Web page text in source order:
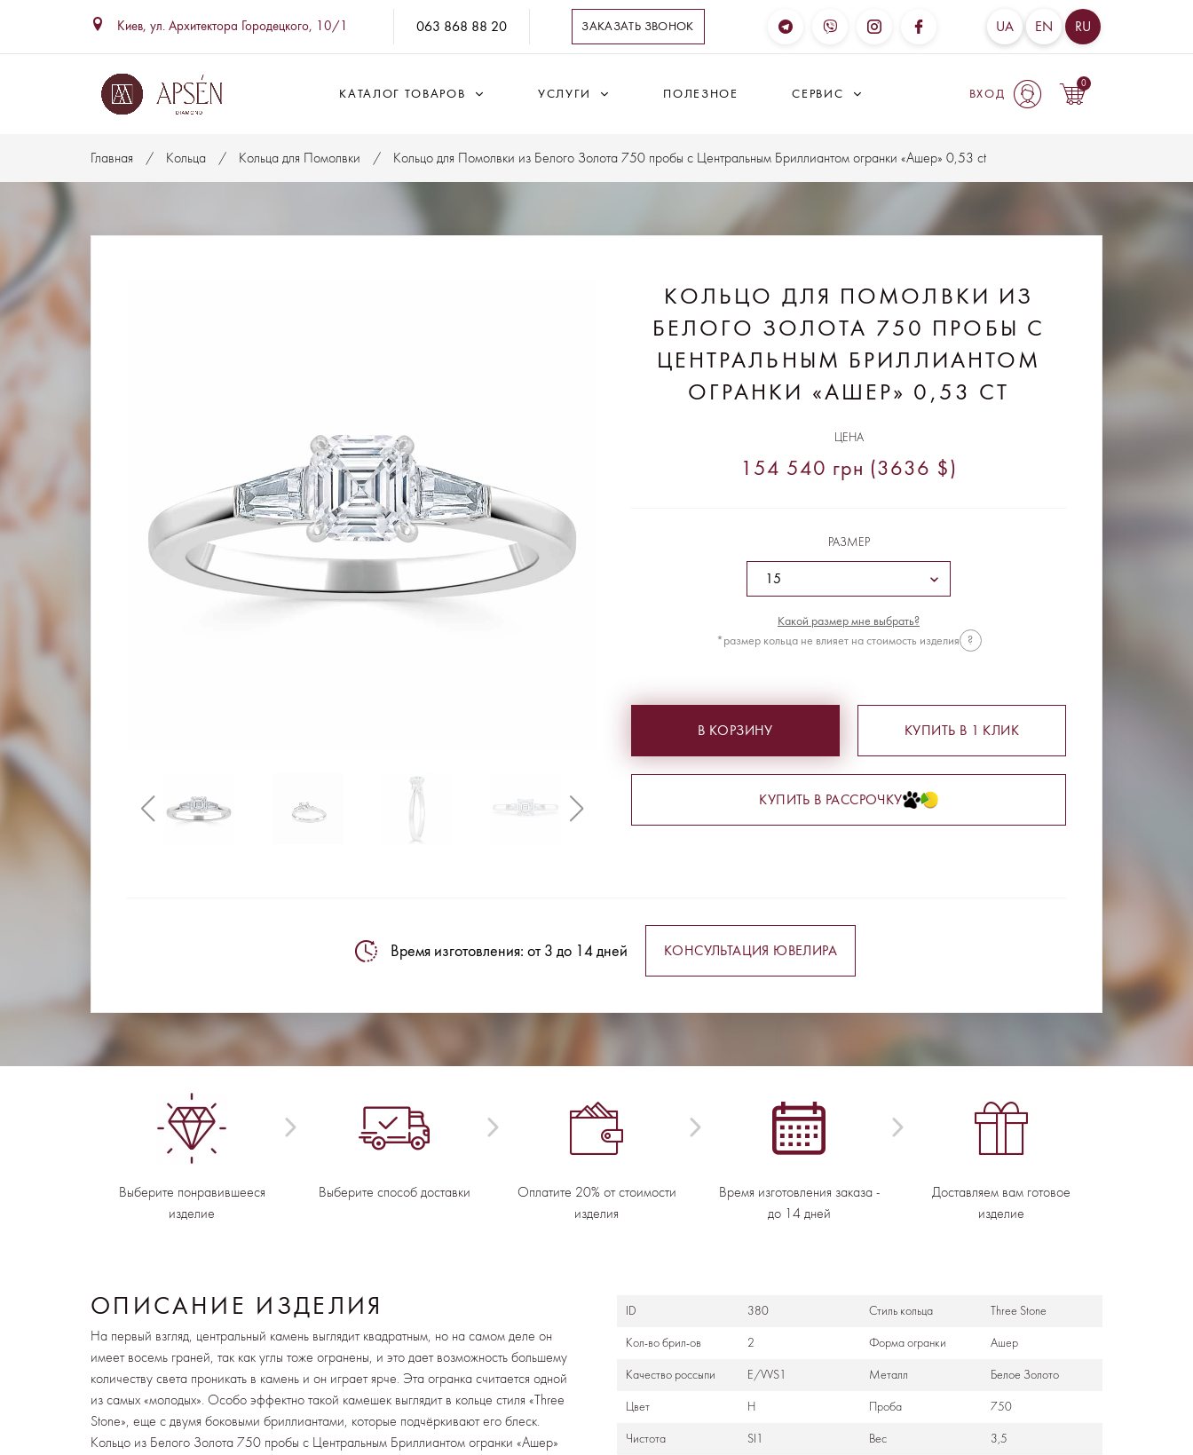
Киев, ул. Архитектора Городецкого, 10/1 063 868 88 20 ЗАКАЗАТЬ ЗВОНОК UA EN RU
КАТАЛОГ ТОВАРОВ УСЛУГИ ПОЛЕЗНОЕ СЕРВИС ВХОД
0
Главная Кольца Кольца для Помолвки Кольцо для Помолвки из Белого Золота 750 пробы с Центральным Бриллиантом огранки «Ашер» 0,53 ct
КОЛЬЦО ДЛЯ ПОМОЛВКИ ИЗ
БЕЛОГО ЗОЛОТА 750 ПРОБЫ С
ЦЕНТРАЛЬНЫМ БРИЛЛИАНТОМ
ОГРАНКИ «АШЕР» 0,53 CT
ЦЕНА
154 540 грн (3636 $)
РАЗМЕР
Какой размер мне выбрать?
*размер кольца не влияет на стоимость изделия
?
В КОРЗИНУ
КУПИТЬ В РАССРОЧКУ
КУПИТЬ В 1 КЛИК
Время изготовления: от 3 до 14 дней КОНСУЛЬТАЦИЯ ЮВЕЛИРА
Выберите понравившееся
изделие
Выберите способ доставки
Оплатите 20% от стоимости
изделия
Время изготовления заказа -
до 14 дней
Доставляем вам готовое
изделие
ОПИСАНИЕ ИЗДЕЛИЯ
На первый взгляд, центральный камень выглядит квадратным, но на самом деле он
имеет восемь граней, так как углы тоже огранены, и это дает возможность большему
количеству света проникать в камень и он играет ярче. Эта огранка считается одной
из самых «молодых». Особо эффектно такой камешек выглядит в кольце стиля «Three
Stone», еще с двумя боковыми бриллиантами, которые подчёркивают его блеск.
Кольцо из Белого Золота 750 пробы с Центральным Бриллиантом огранки «Ашер»
ID 380 Стиль кольца Three Stone
Кол-во брил-ов 2 Формa огранки Ашер
Качество россыпи E/VVS1 Металл Белое Золото
Цвет H Проба 750
Чистота SI1 Вес 3,5